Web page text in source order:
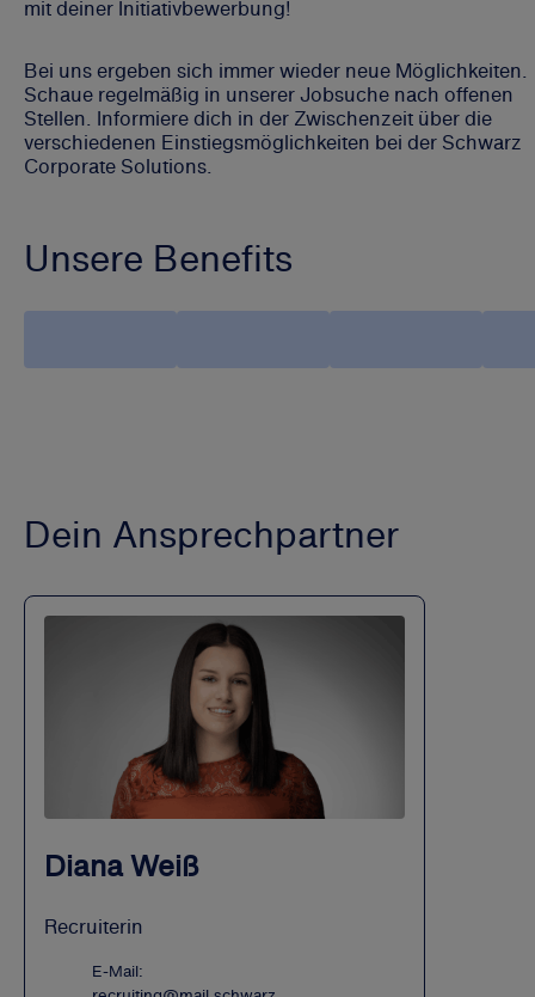
mit deiner Initiativbewerbung!
Bei uns ergeben sich immer wieder neue Möglichkeiten.
Schaue regelmäßig in unserer Jobsuche nach offenen
Stellen. Informiere dich in der Zwischenzeit über die
verschiedenen Einstiegsmöglichkeiten bei der Schwarz
Corporate Solutions.
Unsere Benefits
Dein Ansprechpartner
Diana Weiß
Recruiterin
E-Mail: